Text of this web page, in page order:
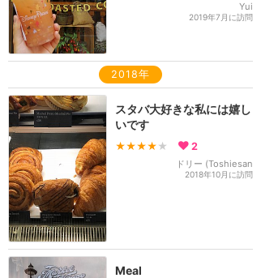
Yui
2019年7月に訪問
2018年
スタバ大好きな私には嬉し
いです
★★★★ ★ 2
ドリー (Toshiesan
2018年10月に訪問
Meal